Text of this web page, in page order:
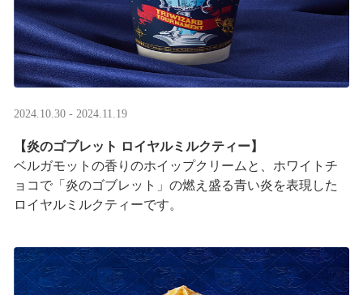
2024.10.30 - 2024.11.19
【炎のゴブレット ロイヤルミルクティー】
ベルガモットの香りのホイップクリームと、ホワイトチ
ョコで「炎のゴブレット」の燃え盛る青い炎を表現した
ロイヤルミルクティーです。